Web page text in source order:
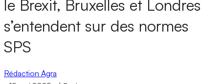
le Brexit, Bruxelles et Londres
s’entendent sur des normes
SPS
Rédaction Agra